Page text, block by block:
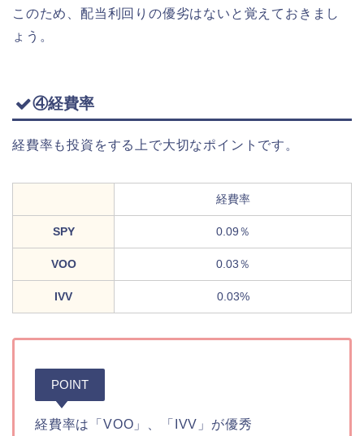
このため、配当利回りの優劣はないと覚えておきまし
ょう。
④経費率
経費率も投資をする上で大切なポイントです。
経費率
SPY 0.09％
VOO 0.03％
IVV 0.03%
POINT
経費率は「VOO」、「IVV」が優秀